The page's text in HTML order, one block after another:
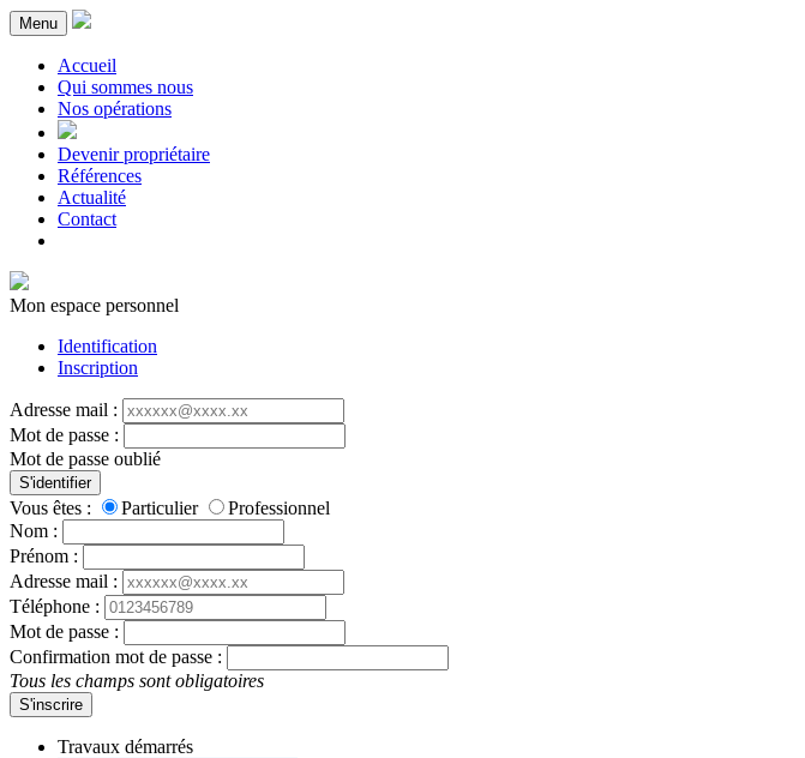
Menu
Accueil
Qui sommes nous
Nos opérations
Devenir propriétaire
Références
Actualité
Contact
Mon espace personnel
Identification
Inscription
Adresse mail :
Mot de passe :
Mot de passe oublié
S'identifier
Vous êtes : Particulier
Professionnel
Nom :
Prénom :
Adresse mail :
Téléphone :
Mot de passe :
Confirmation mot de passe :
Tous les champs sont obligatoires
S'inscrire
Travaux démarrés